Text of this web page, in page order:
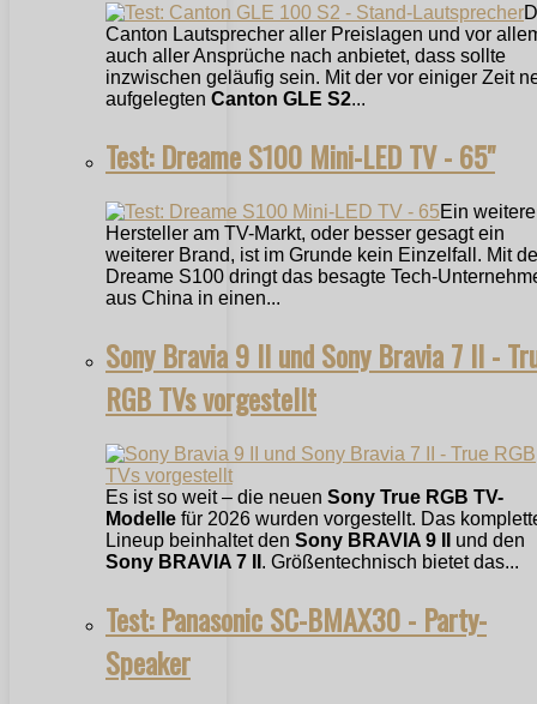
Canton Lautsprecher aller Preislagen und vor
auch aller Ansprüche nach anbietet, dass sollte
inzwischen geläufig sein. Mit der vor einiger Zeit
aufgelegten Canton GLE S2...
Test: Dreame S100 Mini-LED TV - 65"
Ein
Hersteller am TV-Markt, oder besser gesagt ein
weiterer Brand, ist im Grunde kein Einzelfall. Mit
Dreame S100 dringt das besagte Tech-
aus China in einen...
Sony Bravia 9 II und Sony Bravia 7 II -
RGB TVs vorgestellt
Es ist so weit – die neuen Sony True RGB TV-
Modelle für 2026 wurden vorgestellt. Das
Lineup beinhaltet den Sony BRAVIA 9 II
und den
Sony BRAVIA 7 II . Größentechnisch bietet das...
Test: Panasonic SC-BMAX30 - Party-
Speaker